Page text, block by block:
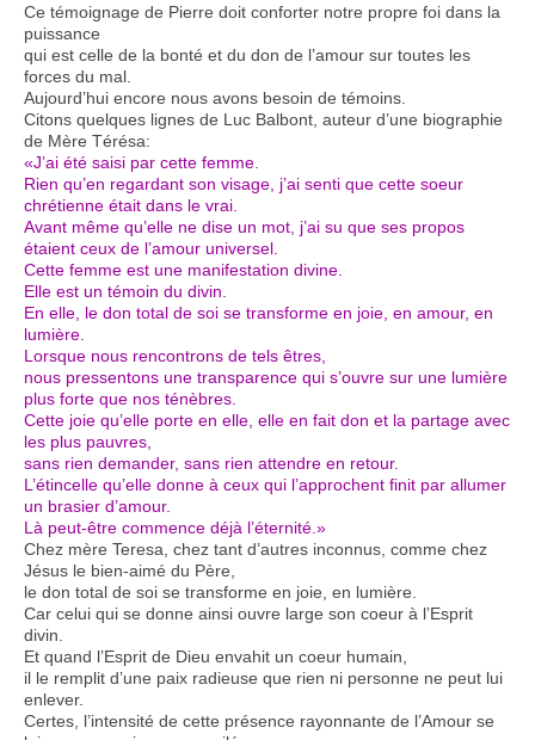
Ce témoignage de Pierre doit conforter notre propre foi dans la
puissance
qui est celle de la bonté et du don de l’amour sur toutes les
forces du mal.
Aujourd’hui encore nous avons besoin de témoins.
Citons quelques lignes de Luc Balbont, auteur d’une biographie
de Mère Térésa:
«J’ai été saisi par cette femme.
Rien qu’en regardant son visage, j’ai senti que cette soeur
chrétienne était dans le vrai.
Avant même qu’elle ne dise un mot, j’ai su que ses propos
étaient ceux de l’amour universel.
Cette femme est une manifestation divine.
Elle est un témoin du divin.
En elle, le don total de soi se transforme en joie, en amour, en
lumière.
Lorsque nous rencontrons de tels êtres,
nous pressentons une transparence qui s’ouvre sur une lumière
plus forte que nos ténèbres.
Cette joie qu’elle porte en elle, elle en fait don et la partage avec
les plus pauvres,
sans rien demander, sans rien attendre en retour.
L’étincelle qu’elle donne à ceux qui l’approchent finit par allumer
un brasier d’amour.
Là peut-être commence déjà l’éternité.»
Chez mère Teresa, chez tant d’autres inconnus, comme chez
Jésus le bien-aimé du Père,
le don total de soi se transforme en joie, en lumière.
Car celui qui se donne ainsi ouvre large son coeur à l’Esprit
divin.
Et quand l’Esprit de Dieu envahit un coeur humain,
il le remplit d’une paix radieuse que rien ni personne ne peut lui
enlever.
Certes, l’intensité de cette présence rayonnante de l’Amour se